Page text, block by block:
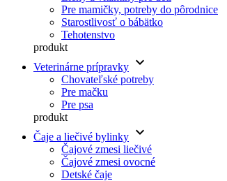
Pre mamičky, potreby do pôrodnice
Starostlivosť o bábätko
Tehotenstvo
produkt
Veterinárne prípravky keyboard_arrow_down
Chovateľské potreby
Pre mačku
Pre psa
produkt
Čaje a liečivé bylinky keyboard_arrow_down
Čajové zmesi liečivé
Čajové zmesi ovocné
Detské čaje